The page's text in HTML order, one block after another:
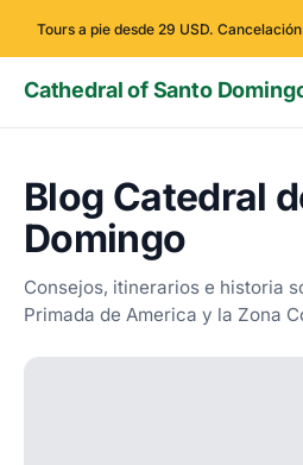
Tours a pie desde 29 USD.
Cathedral of Santo
Blog Catedral
Domingo
Consejos, itinerarios e historia
Primada de America y la Zona